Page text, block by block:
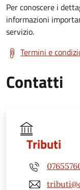
Per conoscere i
informazioni
servizio.
Termini e
Contatti
Tributi